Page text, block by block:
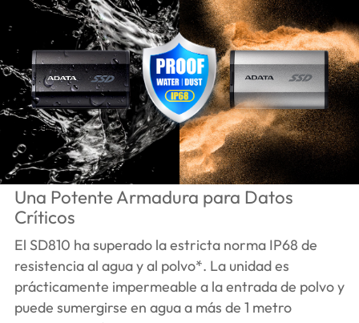
Una Potente Armadura para Datos
Críticos
El SD810 ha superado la estricta norma IP68 de
resistencia al agua y al polvo*. La unidad es
prácticamente impermeable a la entrada de polvo y
puede sumergirse en agua a más de 1 metro